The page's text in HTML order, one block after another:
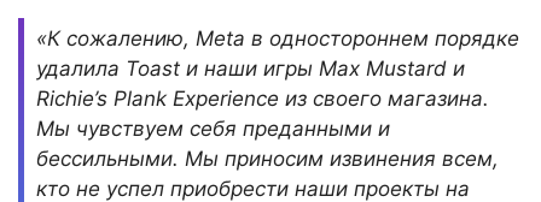
«К сожалению, Meta в одностороннем порядке
удалила Toast и наши игры Max Mustard и
Richie’s Plank Experience из своего магазина.
Мы чувствуем себя преданными и
бессильными. Мы приносим извинения всем,
кто не успел приобрести наши проекты на